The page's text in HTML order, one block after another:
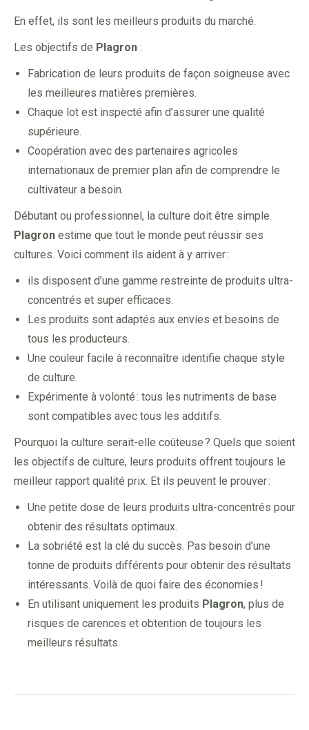
En effet, ils sont les meilleurs produits du marché.
Les objectifs de Plagron :
Fabrication de leurs produits de façon soigneuse avec
les meilleures matières premières.
Chaque lot est inspecté afin d’assurer une qualité
supérieure.
Coopération avec des partenaires agricoles
internationaux de premier plan afin de comprendre le
cultivateur a besoin.
Débutant ou professionnel, la culture doit être simple.
Plagron estime que tout le monde peut réussir ses
cultures. Voici comment ils aident à y arriver :
ils disposent d’une gamme restreinte de produits ultra-
concentrés et super efficaces.
Les produits sont adaptés aux envies et besoins de
tous les producteurs.
Une couleur facile à reconnaître identifie chaque style
de culture.
Expérimente à volonté : tous les nutriments de base
sont compatibles avec tous les additifs.
Pourquoi la culture serait-elle coûteuse ? Quels que soient
les objectifs de culture, leurs produits offrent toujours le
meilleur rapport qualité prix. Et ils peuvent le prouver :
Une petite dose de leurs produits ultra-concentrés pour
obtenir des résultats optimaux.
La sobriété est la clé du succès. Pas besoin d’une
tonne de produits différents pour obtenir des résultats
intéressants. Voilà de quoi faire des économies !
En utilisant uniquement les produits Plagron, plus de
risques de carences et obtention de toujours les
meilleurs résultats.